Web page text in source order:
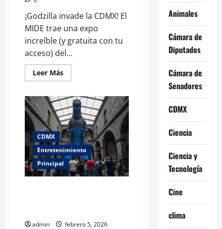
¡Godzilla invade la CDMX! El
MIDE trae una expo
increíble (y gratuita con tu
acceso) del...
Leer MásLeer
más
Godzilla
invade
el
Centro
Histórico
con
una
exposición
gratis
en
el
MIDE
CDMX
Entretenimiento
Principal
admin
febrero 5, 2026
Animales
Cámara de
Diputados
Cámara de
Senadores
CDMX
Ciencia
Ciencia y
Tecnología
Cine
clima